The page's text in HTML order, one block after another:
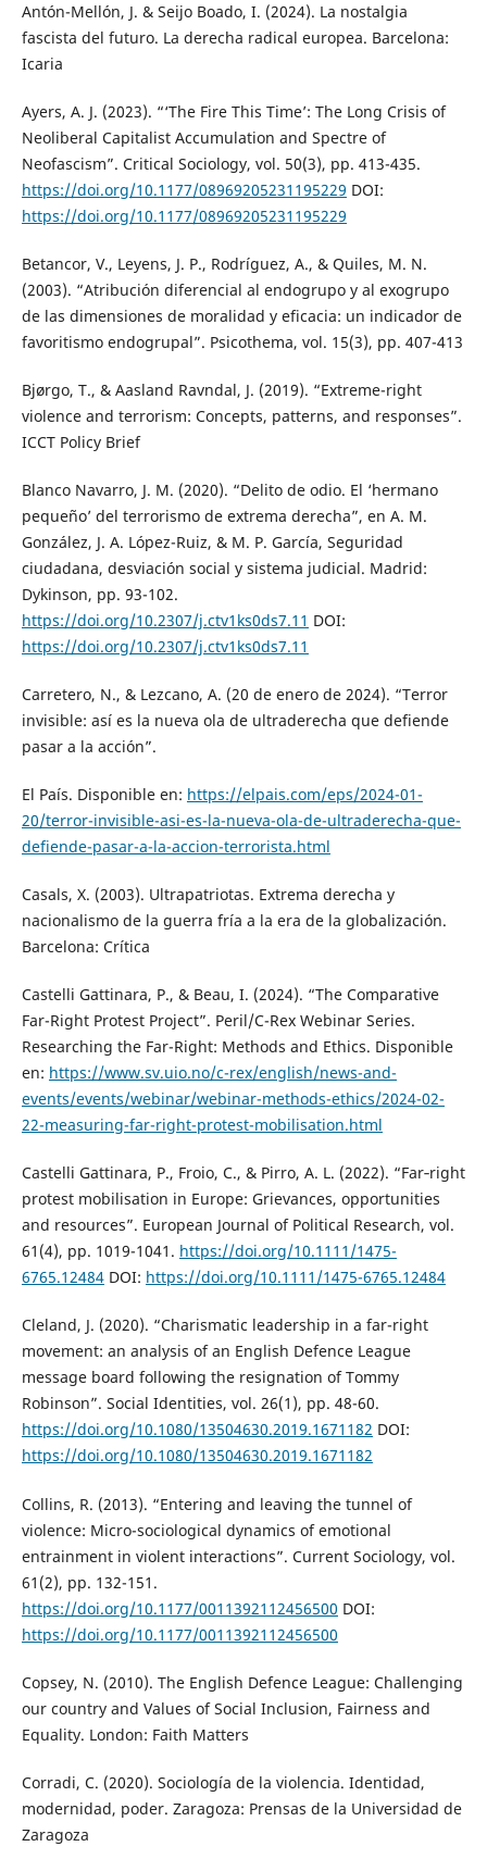
Antón-Mellón, J. & Seijo Boado, I. (2024). La nostalgia
fascista del futuro. La derecha radical europea. Barcelona:
Icaria
Ayers, A. J. (2023). “‘The Fire This Time’: The Long Crisis of
Neoliberal Capitalist Accumulation and Spectre of
Neofascism”. Critical Sociology, vol. 50(3), pp. 413-435.
https://doi.org/10.1177/08969205231195229 DOI:
https://doi.org/10.1177/08969205231195229
Betancor, V., Leyens, J. P., Rodríguez, A., & Quiles, M. N.
(2003). “Atribución diferencial al endogrupo y al exogrupo
de las dimensiones de moralidad y eficacia: un indicador de
favoritismo endogrupal”. Psicothema, vol. 15(3), pp. 407-413
Bjørgo, T., & Aasland Ravndal, J. (2019). “Extreme-right
violence and terrorism: Concepts, patterns, and responses”.
ICCT Policy Brief
Blanco Navarro, J. M. (2020). “Delito de odio. El ‘hermano
pequeño’ del terrorismo de extrema derecha”, en A. M.
González, J. A. López-Ruiz, & M. P. García, Seguridad
ciudadana, desviación social y sistema judicial. Madrid:
Dykinson, pp. 93-102.
https://doi.org/10.2307/j.ctv1ks0ds7.11 DOI:
https://doi.org/10.2307/j.ctv1ks0ds7.11
Carretero, N., & Lezcano, A. (20 de enero de 2024). “Terror
invisible: así es la nueva ola de ultraderecha que defiende
pasar a la acción”.
El País. Disponible en: https://elpais.com/eps/2024-01-
20/terror-invisible-asi-es-la-nueva-ola-de-ultraderecha-que-
defiende-pasar-a-la-accion-terrorista.html
Casals, X. (2003). Ultrapatriotas. Extrema derecha y
nacionalismo de la guerra fría a la era de la globalización.
Barcelona: Crítica
Castelli Gattinara, P., & Beau, I. (2024). “The Comparative
Far-Right Protest Project”. Peril/C-Rex Webinar Series.
Researching the Far-Right: Methods and Ethics. Disponible
en: https://www.sv.uio.no/c-rex/english/news-and-
events/events/webinar/webinar-methods-ethics/2024-02-
22-measuring-far-right-protest-mobilisation.html
Castelli Gattinara, P., Froio, C., & Pirro, A. L. (2022). “Far‐right
protest mobilisation in Europe: Grievances, opportunities
and resources”. European Journal of Political Research, vol.
61(4), pp. 1019-1041. https://doi.org/10.1111/1475-
6765.12484DOI: https://doi.org/10.1111/1475-6765.12484
Cleland, J. (2020). “Charismatic leadership in a far-right
movement: an analysis of an English Defence League
message board following the resignation of Tommy
Robinson”. Social Identities, vol. 26(1), pp. 48-60.
https://doi.org/10.1080/13504630.2019.1671182 DOI:
https://doi.org/10.1080/13504630.2019.1671182
Collins, R. (2013). “Entering and leaving the tunnel of
violence: Micro-sociological dynamics of emotional
entrainment in violent interactions”. Current Sociology, vol.
61(2), pp. 132-151.
https://doi.org/10.1177/0011392112456500 DOI:
https://doi.org/10.1177/0011392112456500
Copsey, N. (2010). The English Defence League: Challenging
our country and Values of Social Inclusion, Fairness and
Equality. London: Faith Matters
Corradi, C. (2020). Sociología de la violencia. Identidad,
modernidad, poder. Zaragoza: Prensas de la Universidad de
Zaragoza